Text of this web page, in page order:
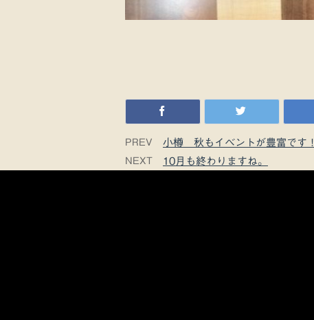
PREV 小樽 秋もイベントが豊富です！
NEXT 10月も終わりますね。